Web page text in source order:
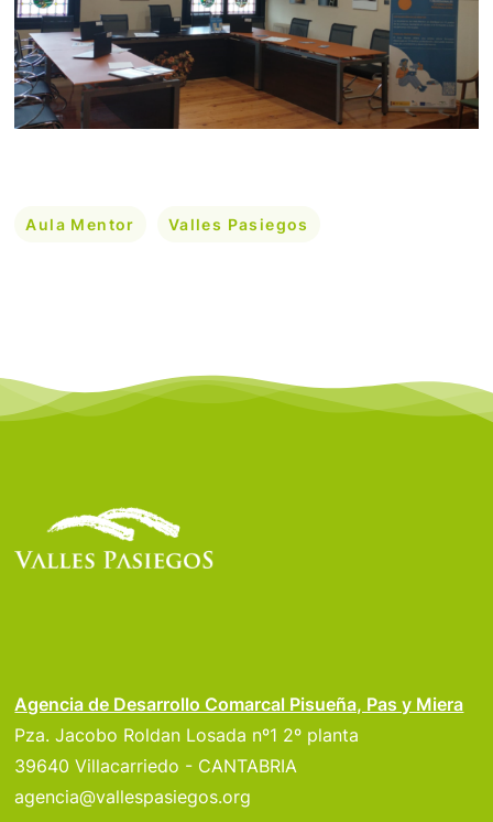
Aula Mentor Valles Pasiegos
Agencia de Desarrollo Comarcal Pisueña, Pas y Miera
Pza. Jacobo Roldan Losada nº1 2º planta
39640 Villacarriedo - CANTABRIA
agencia@vallespasiegos.org